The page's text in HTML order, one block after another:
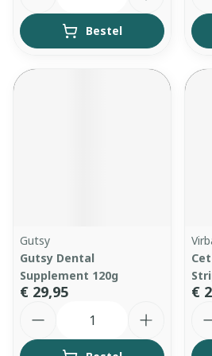
Bestel
Gutsy
Gutsy Dental
Supplement 120g
€ 29,95 €